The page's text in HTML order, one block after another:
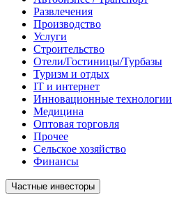
Развлечения
Производство
Услуги
Строительство
Отели/Гостиницы/Турбазы
Туризм и отдых
IT и интернет
Инновационные технологии
Медицина
Оптовая торговля
Прочее
Сельское хозяйство
Финансы
Частные инвесторы